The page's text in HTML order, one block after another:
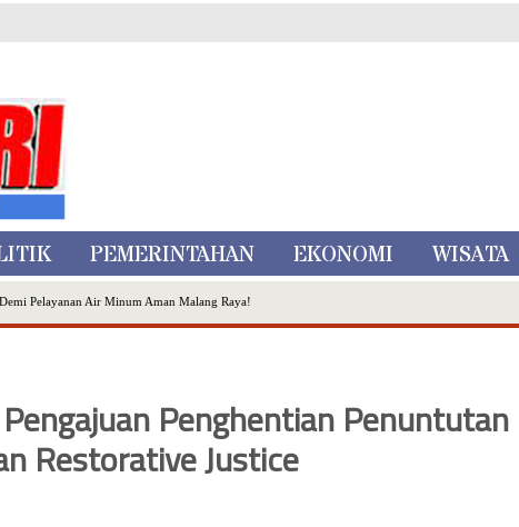
PEMERINTAHAN EKONOMI WISATA
Pelayanan Air Minum Aman Malang Raya!
Ditangkap di Kediri,Satu Buron
Mikutopia Buka Rekrutmen Karyawan,Berikut Kualifikasinya
Bersama Petani
DATA PEMILIH BERKELANJUTAN (PDPB) TRIWULAN II
Expo APEKSI XVIII Medan
Penghentian Penuntutan
Restorative Justice